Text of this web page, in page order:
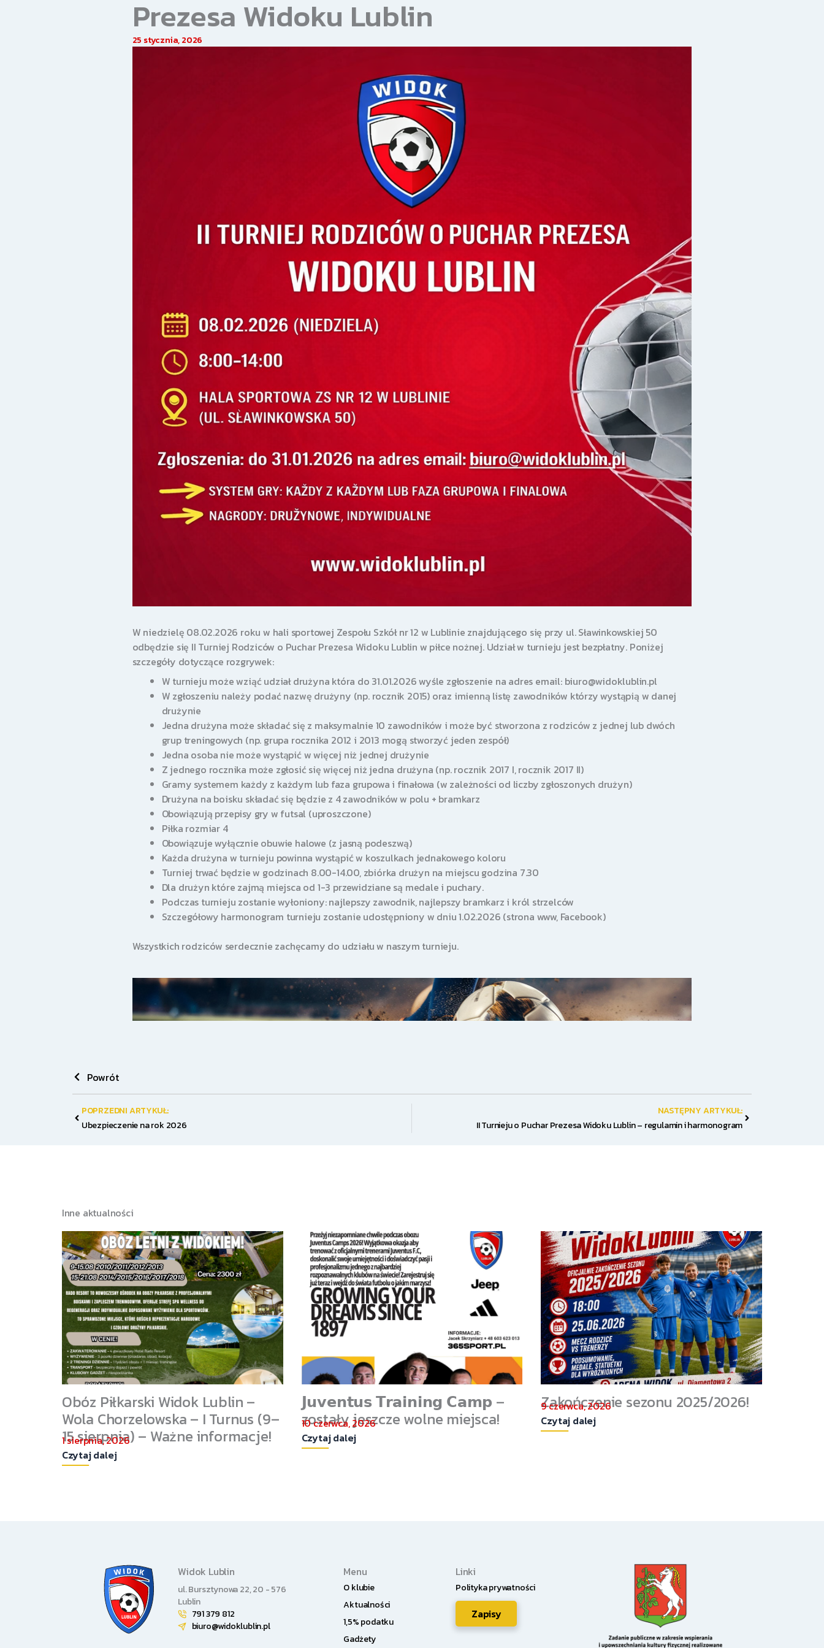
Prezesa Widoku Lublin
25 stycznia, 2026
W niedzielę 08.02.2026 roku w hali sportowej Zespołu Szkół nr 12 w Lublinie znajdującego się przy ul. Sławinkowskiej 50
odbędzie się II Turniej Rodziców o Puchar Prezesa Widoku Lublin w piłce nożnej. Udział w turnieju jest bezpłatny. Poniżej
szczegóły dotyczące rozgrywek:
W turnieju może wziąć udział drużyna która do 31.01.2026 wyśle zgłoszenie na adres email: biuro@widoklublin.pl
W zgłoszeniu należy podać nazwę drużyny (np. rocznik 2015) oraz imienną listę zawodników którzy wystąpią w danej
drużynie
Jedna drużyna może składać się z maksymalnie 10 zawodników i może być stworzona z rodziców z jednej lub dwóch
grup treningowych (np. grupa rocznika 2012 i 2013 mogą stworzyć jeden zespół)
Jedna osoba nie może wystąpić w więcej niż jednej drużynie
Z jednego rocznika może zgłosić się więcej niż jedna drużyna (np. rocznik 2017 I, rocznik 2017 II)
Gramy systemem każdy z każdym lub faza grupowa i finałowa (w zależności od liczby zgłoszonych drużyn)
Drużyna na boisku składać się będzie z 4 zawodników w polu + bramkarz
Obowiązują przepisy gry w futsal (uproszczone)
Piłka rozmiar 4
Obowiązuje wyłącznie obuwie halowe (z jasną podeszwą)
Każda drużyna w turnieju powinna wystąpić w koszulkach jednakowego koloru
Turniej trwać będzie w godzinach 8.00-14.00, zbiórka drużyn na miejscu godzina 7.30
Dla drużyn które zajmą miejsca od 1-3 przewidziane są medale i puchary.
Podczas turnieju zostanie wyłoniony: najlepszy zawodnik, najlepszy bramkarz i król strzelców
Szczegółowy harmonogram turnieju zostanie udostępniony w dniu 1.02.2026 (strona www, Facebook)
Wszystkich rodziców serdecznie zachęcamy do udziału w naszym turnieju.
Powrót
Prev
POPRZEDNI ARTYKUŁ:
Ubezpieczenie na rok 2026
NASTĘPNY ARTYKUŁ:
II Turnieju o Puchar Prezesa Widoku Lublin – regulamin i harmonogram
Następny
Inne aktualności
Obóz Piłkarski Widok Lublin –
Wola Chorzelowska – I Turnus (9–
15 sierpnia) – Ważne informacje!
1 sierpnia, 2026
Czytaj dalej
𝗝𝘂𝘃𝗲𝗻𝘁𝘂𝘀 𝗧𝗿𝗮𝗶𝗻𝗶𝗻𝗴 𝗖𝗮𝗺𝗽 –
zostały jeszcze wolne miejsca!
10 czerwca, 2026
Czytaj dalej
Zakończenie sezonu 2025/2026!
9 czerwca, 2026
Czytaj dalej
Widok Lublin
ul. Bursztynowa 22, 20 - 576
Lublin
791 379 812
biuro@widoklublin.pl
Menu
O klubie
Aktualności
1,5% podatku
Gadżety
Linki
Polityka prywatności
Zapisy